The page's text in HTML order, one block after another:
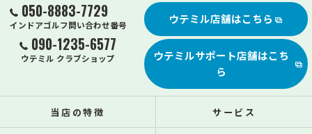
050-8883-7729
インドアゴルフ問い合わせ番号
090-1235-6577
ウテミル クラブショップ
ウテミル店舗はこちら
ウテミルサポート店舗はこち
ら
当店の特徴 サービス